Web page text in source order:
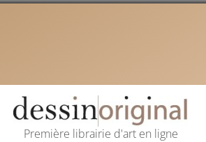
Première librairie d'art en ligne